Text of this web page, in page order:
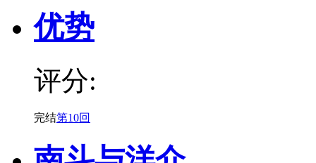
优势
评分:
完结第10回